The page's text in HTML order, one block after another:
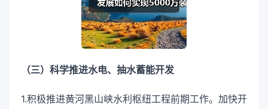
（三）科学推进水电、抽水蓄能开发
1.积极推进黄河黑山峡水利枢纽工程前期工作。加快开